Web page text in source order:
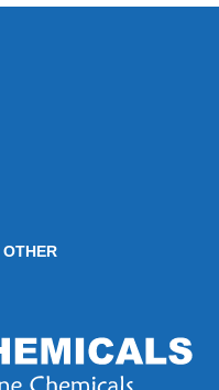
OTHER